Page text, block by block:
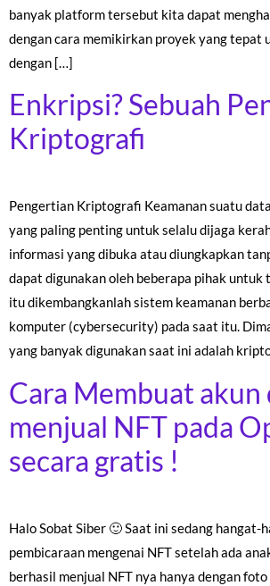
banyak platform tersebut kita dapat
dengan cara memikirkan proyek yang tepat
dengan […]
Enkripsi? Sebuah
Kriptografi
Pengertian Kriptografi Keamanan suatu
yang paling penting untuk selalu dijaga
informasi yang dibuka atau diungkapkan
dapat digunakan oleh beberapa pihak untuk
itu dikembangkanlah sistem keamanan
komputer (cybersecurity) pada saat itu.
yang banyak digunakan saat ini adalah
Cara Membuat akun
menjual NFT pada
secara gratis !
Halo Sobat Siber 🙂 Saat ini sedang hangat-
pembicaraan mengenai NFT setelah ada
berhasil menjual NFT nya hanya dengan